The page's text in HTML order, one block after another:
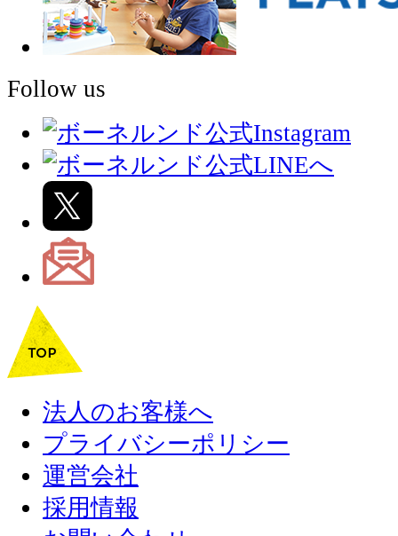
Follow us
法人のお客様へ
プライバシーポリシー
運営会社
採用情報